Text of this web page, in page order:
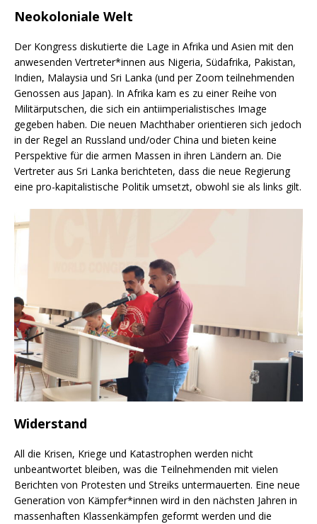
Neokoloniale Welt
Der Kongress diskutierte die Lage in Afrika und Asien mit den
anwesenden Vertreter*innen aus Nigeria, Südafrika, Pakistan,
Indien, Malaysia und Sri Lanka (und per Zoom teilnehmenden
Genossen aus Japan). In Afrika kam es zu einer Reihe von
Militärputschen, die sich ein antiimperialistisches Image
gegeben haben. Die neuen Machthaber orientieren sich jedoch
in der Regel an Russland und/oder China und bieten keine
Perspektive für die armen Massen in ihren Ländern an. Die
Vertreter aus Sri Lanka berichteten, dass die neue Regierung
eine pro-kapitalistische Politik umsetzt, obwohl sie als links gilt.
Widerstand
All die Krisen, Kriege und Katastrophen werden nicht
unbeantwortet bleiben, was die Teilnehmenden mit vielen
Berichten von Protesten und Streiks untermauerten. Eine neue
Generation von Kämpfer*innen wird in den nächsten Jahren in
massenhaften Klassenkämpfen geformt werden und die